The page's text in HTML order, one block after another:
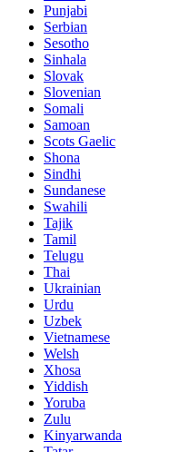
Punjabi
Serbian
Sesotho
Sinhala
Slovak
Slovenian
Somali
Samoan
Scots Gaelic
Shona
Sindhi
Sundanese
Swahili
Tajik
Tamil
Telugu
Thai
Ukrainian
Urdu
Uzbek
Vietnamese
Welsh
Xhosa
Yiddish
Yoruba
Zulu
Kinyarwanda